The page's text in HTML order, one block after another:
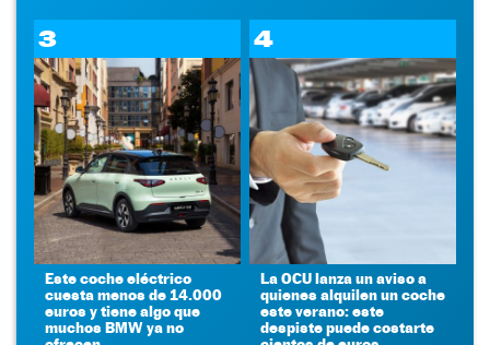
3
Este coche eléctrico
cuesta menos de 14.000
euros y tiene algo que
muchos BMW ya no
4
La OCU lanza un aviso a
quienes alquilen un coche
este verano: este
despiste puede costarte